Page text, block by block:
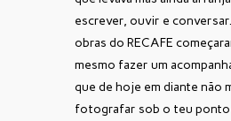
escrever, ouvir e
obras do RECAFE
mesmo fazer um
que de hoje em diante não
fotografar sob o teu ponto